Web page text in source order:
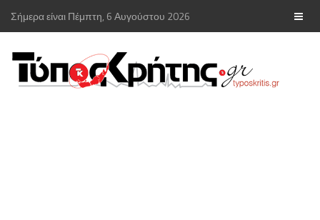
Σήμερα είναι Πέμπτη, 6 Αυγούστου 2026